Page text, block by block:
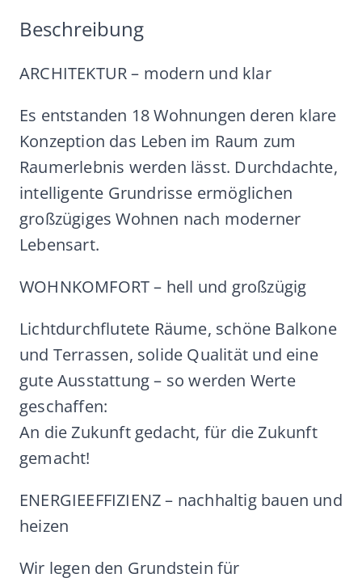
Beschreibung
ARCHITEKTUR – modern und klar
Es entstanden 18 Wohnungen deren klare
Konzeption das Leben im Raum zum
Raumerlebnis werden lässt. Durchdachte,
intelligente Grundrisse ermöglichen
großzügiges Wohnen nach moderner
Lebensart.
WOHNKOMFORT – hell und großzügig
Lichtdurchflutete Räume, schöne Balkone
und Terrassen, solide Qualität und eine
gute Ausstattung – so werden Werte
geschaffen:
An die Zukunft gedacht, für die Zukunft
gemacht!
ENERGIEEFFIZIENZ – nachhaltig bauen und
heizen
Wir legen den Grundstein für